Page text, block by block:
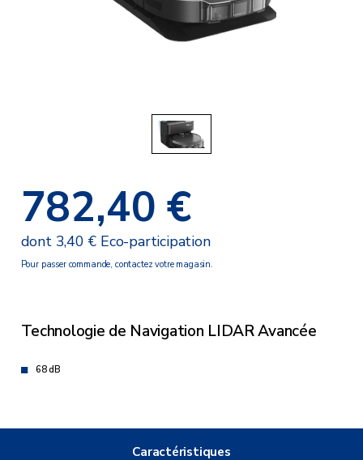
782,40 €
dont 3,40 € Eco-participation
Pour passer commande, contactez votre magasin.
Technologie de Navigation LIDAR Avancée
68 dB
Caractéristiques